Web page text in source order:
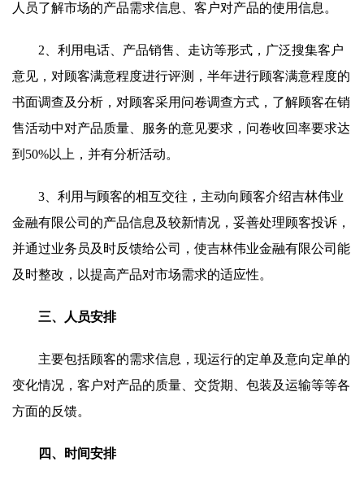
人员了解市场的产品需求信息、客户对产品的使用信息。
2、利用电话、产品销售、走访等形式，广泛搜集客户
意见，对顾客满意程度进行评测，半年进行顾客满意程度的
书面调查及分析，对顾客采用问卷调查方式，了解顾客在销
售活动中对产品质量、服务的意见要求，问卷收回率要求达
到50%以上，并有分析活动。
3、利用与顾客的相互交往，主动向顾客介绍吉林伟业
金融有限公司的产品信息及较新情况，妥善处理顾客投诉，
并通过业务员及时反馈给公司，使吉林伟业金融有限公司能
及时整改，以提高产品对市场需求的适应性。
三、人员安排
主要包括顾客的需求信息，现运行的定单及意向定单的
变化情况，客户对产品的质量、交货期、包装及运输等等各
方面的反馈。
四、时间安排